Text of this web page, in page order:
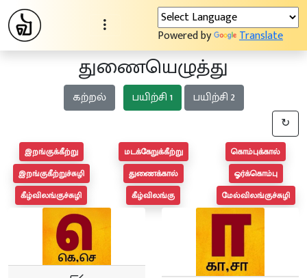
Powered by Translate
துணையெழுத்து
கற்றல் பயிற்சி 1
பயிற்சி 2
↻
இறங்குக்கீற்று மடக்கேறுக்கீற்று
கொம்புக்கால்
இறங்குகீற்றுச்சுழி
துணைக்கால்
ஓர்க்கொம்பு
கீழ்விலங்குச்சுழி
கீழ்விலங்கு மேல்விலங்குச்சுழி